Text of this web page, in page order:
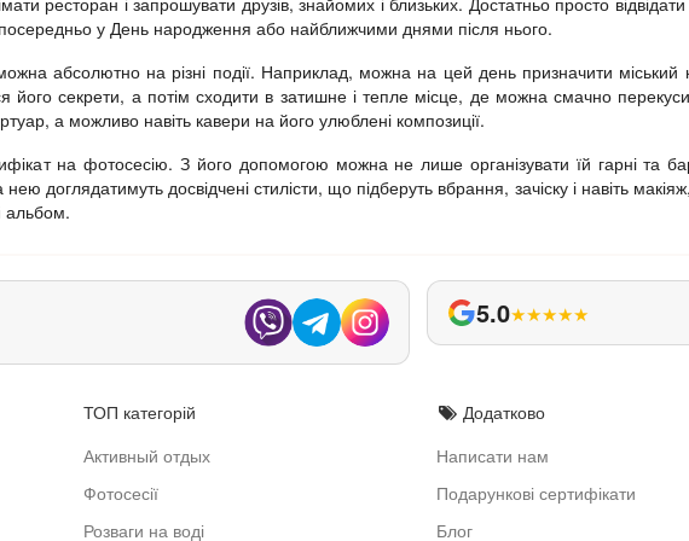
у День народження або найближчими днями після нього.
абсолютно на різні події. Наприклад, можна на цей день призначити
його секрети, а потім сходити в затишне і тепле місце, де можна смачно
а можливо навіть кавери на його улюблені композиції.
на фотосесію. З його допомогою можна не лише організувати їй гарні та
нею доглядатимуть досвідчені стилісти, що підберуть вбрання, зачіску і навіть
альбом.
5.0★★★★★
Додатково
Написати нам
Подарункові сертифікати
Блог
ТОП категорій
Активный отдых
Фотосесії
Розваги на воді